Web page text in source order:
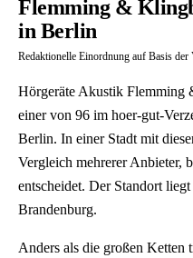
Flemming &
in Berlin
Redaktionelle Einordnung auf Basis
Hörgeräte Akustik
einer von 96 im hoer-gut-
Berlin. In einer Stadt mit
Vergleich mehrerer Anbieter,
entscheidet. Der Standort
Brandenburg.
Anders als die großen